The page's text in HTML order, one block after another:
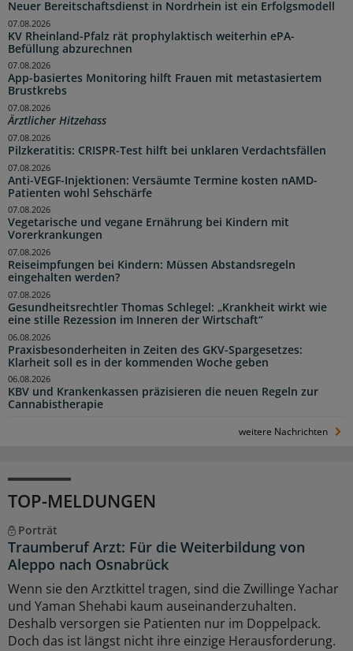
Neuer Bereitschaftsdienst in Nordrhein ist ein Erfolgsmodell
KV Rheinland-Pfalz rät prophylaktisch weiterhin ePA-
Befüllung abzurechnen
07.08.2026
App-basiertes Monitoring hilft Frauen mit metastasiertem
Brustkrebs
07.08.2026
Ärztlicher Hitzehass
07.08.2026
Pilzkeratitis: CRISPR-Test hilft bei unklaren Verdachtsfällen
07.08.2026
Anti-VEGF-Injektionen: Versäumte Termine kosten nAMD-
Patienten wohl Sehschärfe
07.08.2026
Vegetarische und vegane Ernährung bei Kindern mit
Vorerkrankungen
07.08.2026
Reiseimpfungen bei Kindern: Müssen Abstandsregeln
eingehalten werden?
07.08.2026
Gesundheitsrechtler Thomas Schlegel: „Krankheit wirkt wie
eine stille Rezession im Inneren der Wirtschaft“
07.08.2026
Praxisbesonderheiten in Zeiten des GKV-Spargesetzes:
Klarheit soll es in der kommenden Woche geben
06.08.2026
KBV und Krankenkassen präzisieren die neuen Regeln zur
Cannabistherapie
06.08.2026
weitere Nachrichten
TOP-MELDUNGEN
Porträt
Traumberuf Arzt: Für die Weiterbildung von
Aleppo nach Osnabrück
Wenn sie den Arztkittel tragen, sind die Zwillinge Yachar
und Yaman Shehabi kaum auseinanderzuhalten.
Deshalb versorgen sie Patienten nur im Doppelpack.
Doch das ist längst nicht ihre einzige Herausforderung.